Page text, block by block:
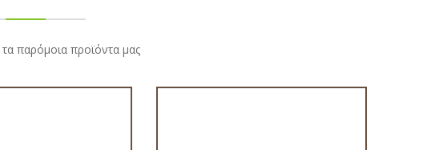
τα παρόμοια προϊόντα μας